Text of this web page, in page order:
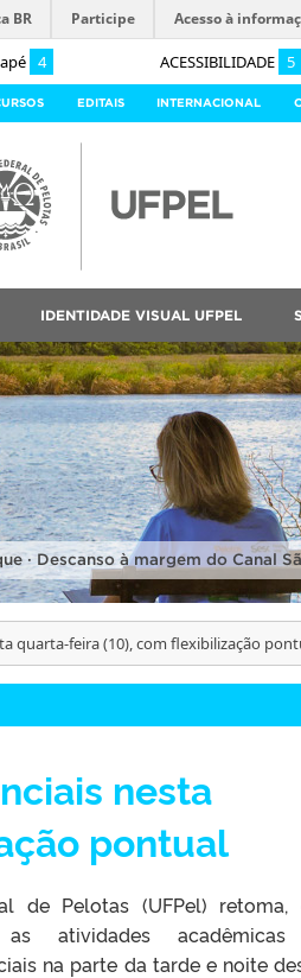
4 ACESSIBILIDADE 5
BR Participe Acesso à
EDITAIS INTERNACIONAL
IDENTIDADE VISUAL UFPEL
· Descanso à margem do Canal
quarta-feira (10), com flexibilização
nesta
pontual
de Pelotas (UFPel) retoma,
as atividades
na parte da tarde e noite